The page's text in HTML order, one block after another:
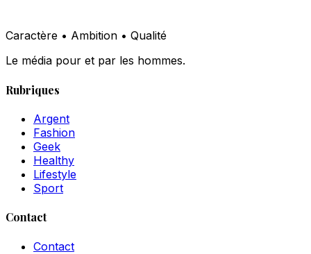
Caractère • Ambition • Qualité
Le média pour et par les hommes.
Rubriques
Argent
Fashion
Geek
Healthy
Lifestyle
Sport
Contact
Contact